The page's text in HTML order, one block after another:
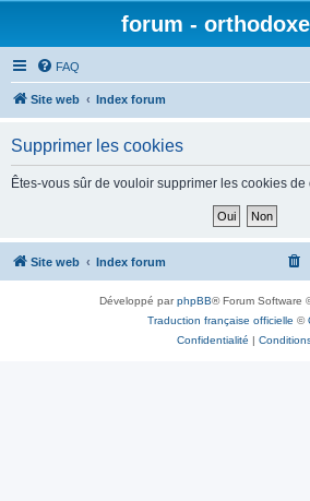
forum -
FAQ
Site web Index forum
Supprimer les cookies
Êtes-vous sûr de vouloir supprimer les cookies de
Site web Index forum
Développé parphpBB® Forum Software
Traduction française officielle ©
Confidentialité |